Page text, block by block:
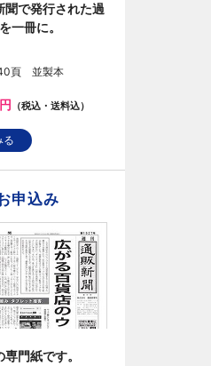
聞で発行された過
一冊に。
頁 並製本
円 （税込・送料込）
る
申込み
門紙です。